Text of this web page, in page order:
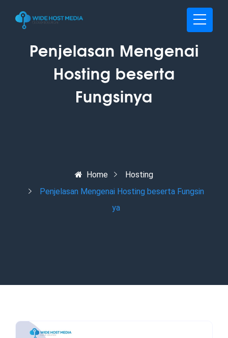
Penjelasan Mengenai
Hosting beserta
Fungsinya
Home
Hosting
Penjelasan Mengenai Hosting beserta Fungsin
ya